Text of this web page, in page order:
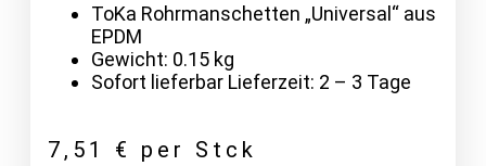
ToKa Rohrmanschetten „Universal“ aus
EPDM
Gewicht: 0.15 kg
Sofort lieferbar Lieferzeit: 2 – 3 Tage
7,51 € per Stck